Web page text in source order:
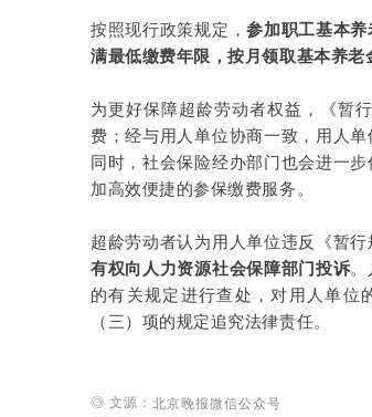
按照现行政策规定，参加职工基本
满最低缴费年限，按月领取基本养老
为更好保障超龄劳动者权益，《暂
费；经与用人单位协商一致，用人
同时，社会保险经办部门也会进一
加高效便捷的参保缴费服务。
超龄劳动者认为用人单位违反《暂
有权向人力资源社会保障部门投诉。
的有关规定进行查处，对用人单位
（三）项的规定追究法律责任。
◎ 文源： 北京晚报微信公众号